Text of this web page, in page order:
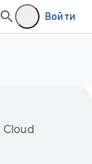
Войти
Cloud